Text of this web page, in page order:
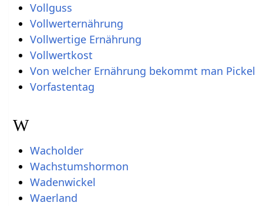
Vollguss
Vollwerternährung
Vollwertige Ernährung
Vollwertkost
Von welcher Ernährung bekommt man Pickel
Vorfastentag
W
Wacholder
Wachstumshormon
Wadenwickel
Waerland